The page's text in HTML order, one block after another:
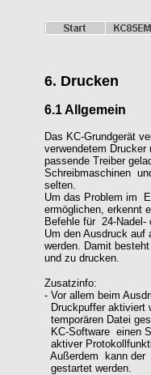
6. Drucken
6.1 Allgemein
Das KC-Grundgerät
verwendetem
passende Treiber
Schreibmaschinen
selten.
Um das Problem im
ermöglichen, erkennt
Befehle für 24-Nadel-
Um den Ausdruck auf
werden. Damit
und zu drucken.
Zusatzinfo:
- Vor allem beim
Druckpuffer aktiviert
temporären Datei
KC-Software einen
aktiver
Außerdem kann
gestartet werden.